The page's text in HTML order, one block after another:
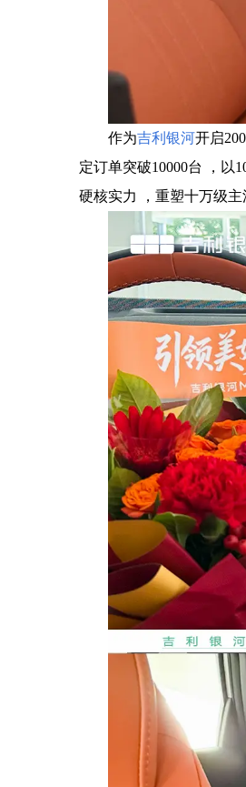
作为吉利银河开启
定订单突破10000台 ，以
硬核实力 ，重塑十万级